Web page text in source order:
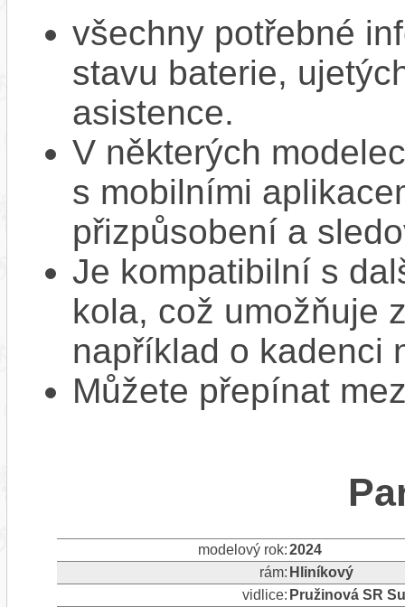
všechny potřebné
stavu baterie,
asistence.
V některých
s mobilními
přizpůsobení a
Je kompatibilní s
kola, což umožňuje
například o kadenci
Můžete přepínat
modelový rok:2024
rám: Hliníkový
vidlice: Pružinová SR